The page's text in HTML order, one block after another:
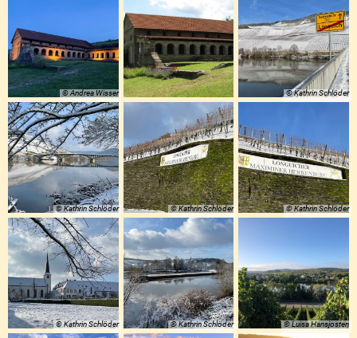
© Andrea Wisser © Kathrin Schlöder
© Kathrin Schlöder © Kathrin Schlöder © Kathrin Schlöder
© Kathrin Schlöder © Kathrin Schlöder © Luisa Hansjosten